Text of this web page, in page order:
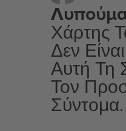
Χάρτης
Δεν
Αυτή Τη
Τον
Σύντομα.